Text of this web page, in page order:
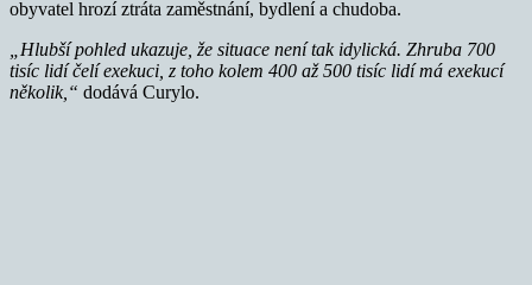
obyvatel hrozí ztráta zaměstnání, bydlení a chudoba.
„Hlubší pohled ukazuje, že situace není tak idylická. Zhruba 700
tisíc lidí čelí exekuci, z toho kolem 400 až 500 tisíc lidí má exekucí
několik,“ dodává Curylo.